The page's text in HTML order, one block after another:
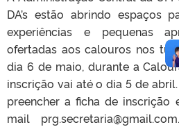
DA’s estão abrindo espaços
experiências e pequenas
ofertadas aos calouros nos
dia 6 de maio, durante a
inscrição vai até o dia 5 de
preencher a ficha de inscrição
mail